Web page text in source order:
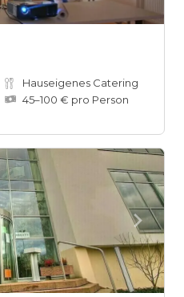
Hauseigenes Catering
45–100 € pro Person